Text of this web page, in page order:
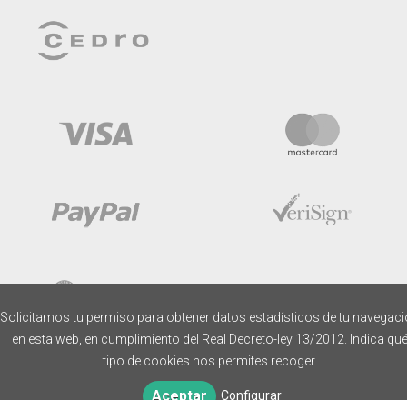
Solicitamos tu permiso para obtener datos estadísticos de tu
en esta web, en cumplimiento del Real Decreto-ley 13/2012. Indica qué
tipo de cookies nos permites recoger.
Aceptar Configurar